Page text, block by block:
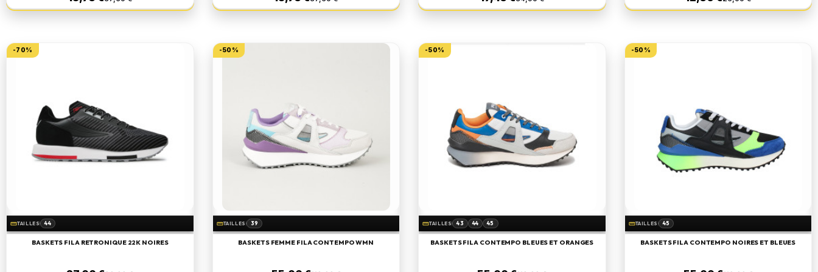
-70%
straightenTAILLES 44
BASKETS FILA RETRONIQUE 22K NOIRES
-50%
straightenTAILLES 39
BASKETS FEMME FILA CONTEMPO WMN
-50%
straightenTAILLES 43 44 45
BASKETS FILA CONTEMPO BLEUES ET ORANGES
-50%
straightenTAILLES 45
BASKETS FILA CONTEMPO NOIRES ET BLEUES